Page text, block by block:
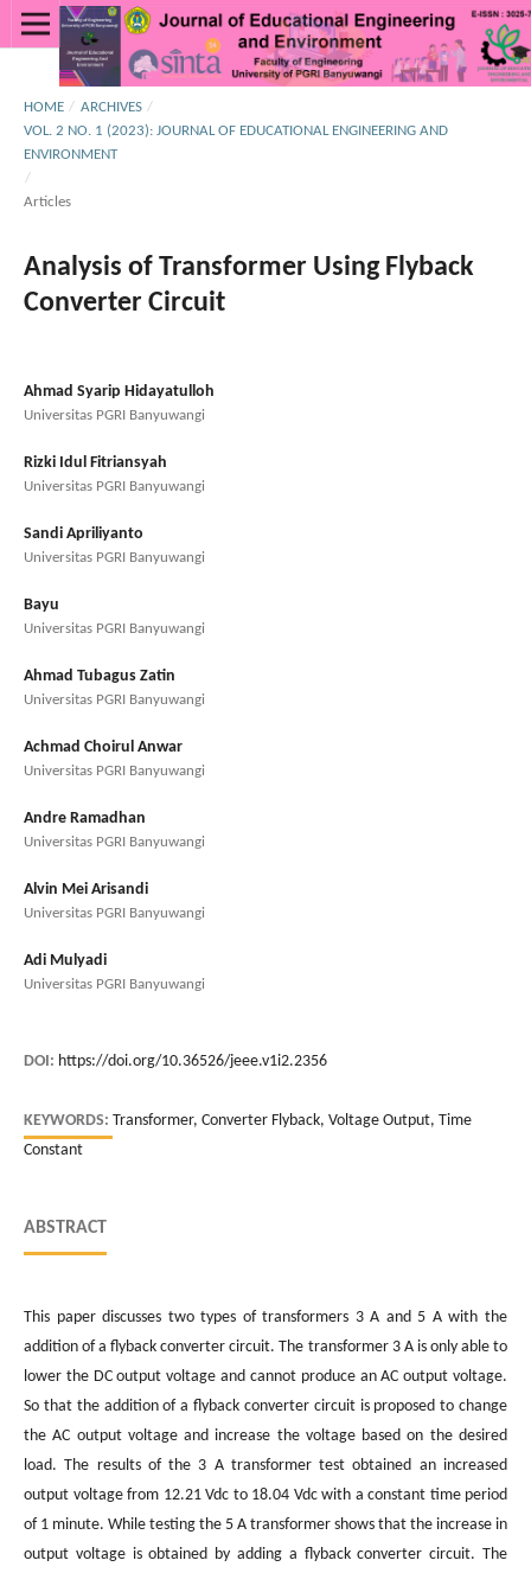
HOME / ARCHIVES /
VOL. 2 NO. 1 (2023): JOURNAL OF EDUCATIONAL ENGINEERING AND
ENVIRONMENT
/
Articles
Analysis of Transformer Using Flyback
Converter Circuit
Ahmad Syarip Hidayatulloh
Universitas PGRI Banyuwangi
Rizki Idul Fitriansyah
Universitas PGRI Banyuwangi
Sandi Apriliyanto
Universitas PGRI Banyuwangi
Bayu
Universitas PGRI Banyuwangi
Ahmad Tubagus Zatin
Universitas PGRI Banyuwangi
Achmad Choirul Anwar
Universitas PGRI Banyuwangi
Andre Ramadhan
Universitas PGRI Banyuwangi
Alvin Mei Arisandi
Universitas PGRI Banyuwangi
Adi Mulyadi
Universitas PGRI Banyuwangi
DOI: https://doi.org/10.36526/jeee.v1i2.2356
KEYWORDS: Transformer, Converter Flyback, Voltage Output, Time
Constant
ABSTRACT
This paper discusses two types of transformers 3 A and 5 A with the
addition of a flyback converter circuit. The transformer 3 A is only able to
lower the DC output voltage and cannot produce an AC output voltage.
So that the addition of a flyback converter circuit is proposed to change
the AC output voltage and increase the voltage based on the desired
load. The results of the 3 A transformer test obtained an increased
output voltage from 12.21 Vdc to 18.04 Vdc with a constant time period
of 1 minute. While testing the 5 A transformer shows that the increase in
output voltage is obtained by adding a flyback converter circuit. The